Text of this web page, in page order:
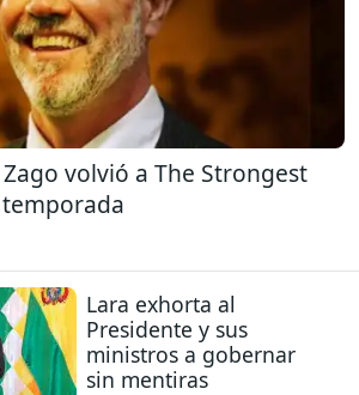
volvió a The Strongest
Lara exhorta al
Presidente y sus
ministros a gobernar
sin mentiras